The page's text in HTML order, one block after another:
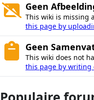
Geen
This wiki is missing
this page by
Geen
This wiki does not
this page by writing